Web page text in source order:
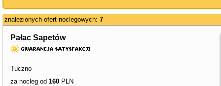
znalezionych ofert noclegowych: 7
Pałac Sapetów
Tuczno
za nocleg od 160 PLN